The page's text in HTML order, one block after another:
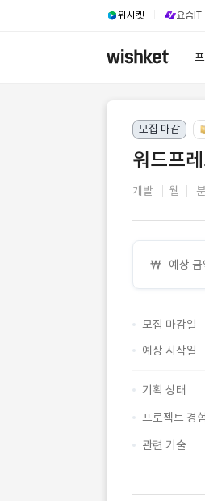
위시켓 요즘IT
모집 마감
워드프
개발 웹
예상 금
모집 마감일
예상 시작일
기획 상태
프로젝트 경험
관련 기술